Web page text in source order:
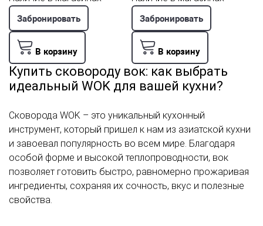
Забронировать
В корзину
Забронировать
В корзину
Купить сковороду вок: как выбрать
идеальный WOK для вашей кухни?
Сковорода WOK – это уникальный кухонный
инструмент, который пришел к нам из азиатской кухни
и завоевал популярность во всем мире. Благодаря
особой форме и высокой теплопроводности, вок
позволяет готовить быстро, равномерно прожаривая
ингредиенты, сохраняя их сочность, вкус и полезные
свойства.